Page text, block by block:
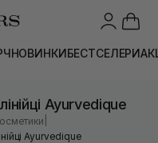
НОВИНКИБЕСТСЕЛЕРИ
Ayurvedique
Ayurvedique